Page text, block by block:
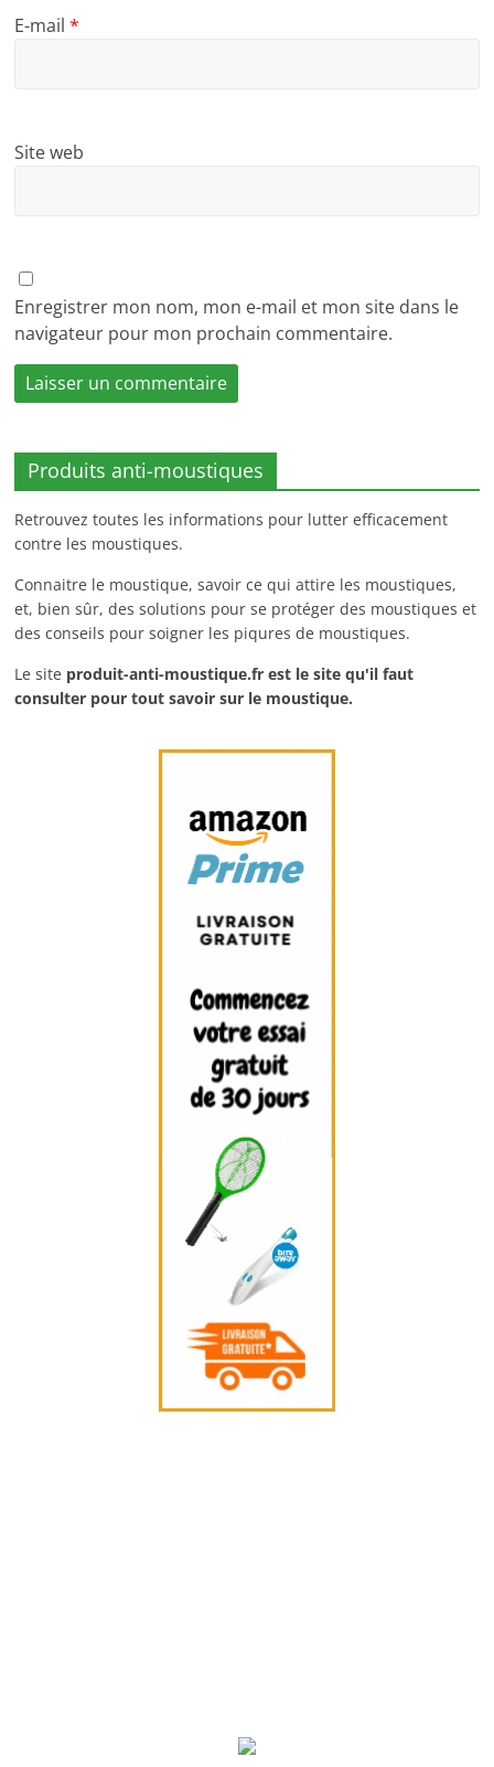
E-mail*
Site web
Enregistrer mon nom, mon e-mail et mon site dans le
navigateur pour mon prochain commentaire.
Produits anti-moustiques
Retrouvez toutes les informations pour lutter efficacement
contre les moustiques.
Connaitre le moustique, savoir ce qui attire les moustiques,
et, bien sûr, des solutions pour se protéger des moustiques et
des conseils pour soigner les piqures de moustiques.
Le site produit-anti-moustique.fr est le site qu'il faut
consulter pour tout savoir sur le moustique.